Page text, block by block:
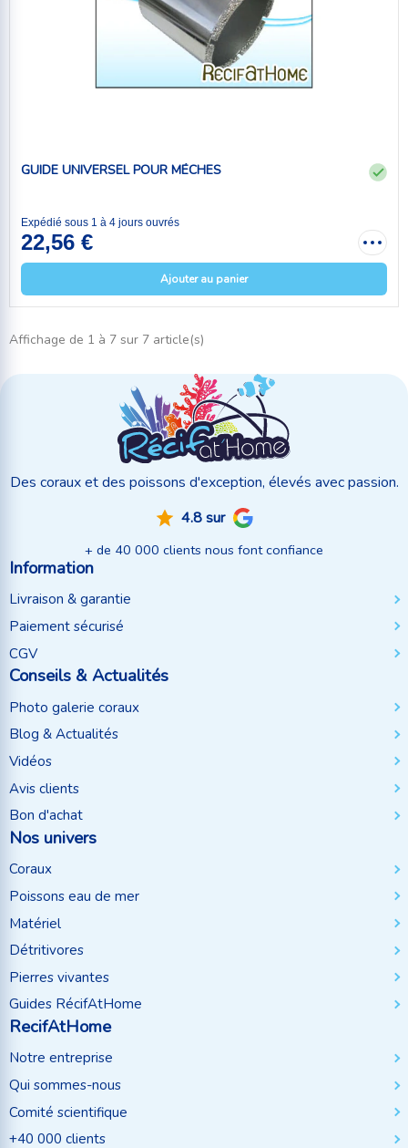
GUIDE UNIVERSEL POUR MÉCHES
Expédié sous 1 à 4 jours ouvrés
22,56 €
Ajouter au panier
Affichage de 1 à 7 sur 7 article(s)
Des coraux et des poissons d'exception, élevés avec passion.
4.8 sur
+ de 40 000 clients nous font confiance
Information
Livraison & garantie
Paiement sécurisé
CGV
Conseils & Actualités
Photo galerie coraux
Blog & Actualités
Vidéos
Avis clients
Bon d'achat
Nos univers
Coraux
Poissons eau de mer
Matériel
Détritivores
Pierres vivantes
Guides RécifAtHome
RecifAtHome
Notre entreprise
Qui sommes-nous
Comité scientifique
+40 000 clients